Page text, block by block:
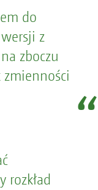
do
z
zboczu
zmienności
rozkład